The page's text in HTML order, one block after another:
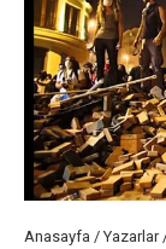
Anasayfa /Yazarlar